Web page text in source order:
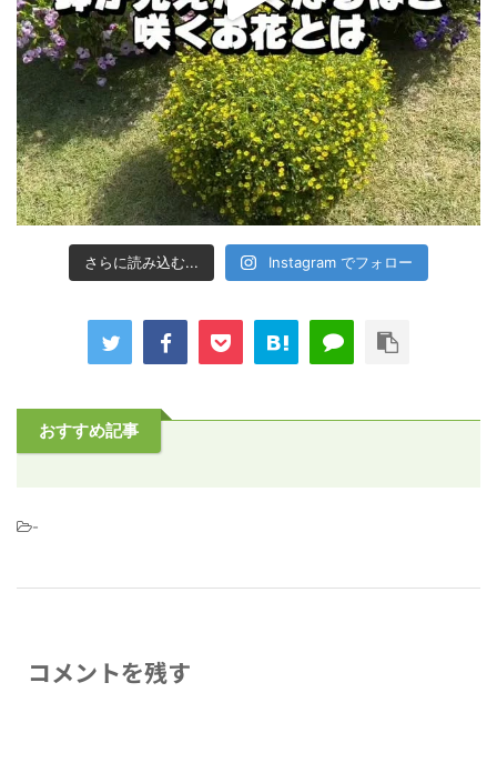
さらに読み込む... Instagram でフォロー
おすすめ記事
-
コメントを残す